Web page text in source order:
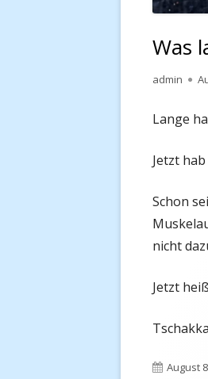
Was
Autor
admin
Lange
Jetzt
Schon
nicht
Jetzt
August